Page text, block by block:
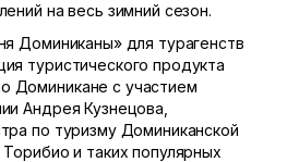
на весь зимний сезон.
Доминиканы» для турагенств
туристического продукта
с участием
Андрея Кузнецова,
по туризму Доминиканской
и таких популярных